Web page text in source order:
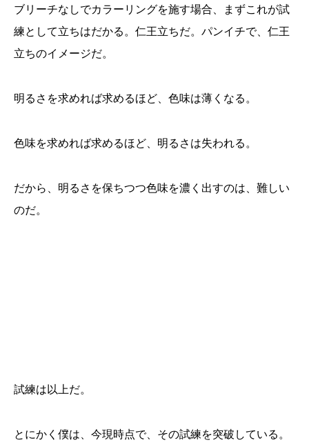
ブリーチなしでカラーリングを施す場合、まずこれが試
練として立ちはだかる。仁王立ちだ。パンイチで、仁王
立ちのイメージだ。
明るさを求めれば求めるほど、色味は薄くなる。
色味を求めれば求めるほど、明るさは失われる。
だから、明るさを保ちつつ色味を濃く出すのは、難しい
のだ。
試練は以上だ。
とにかく僕は、今現時点で、その試練を突破している。